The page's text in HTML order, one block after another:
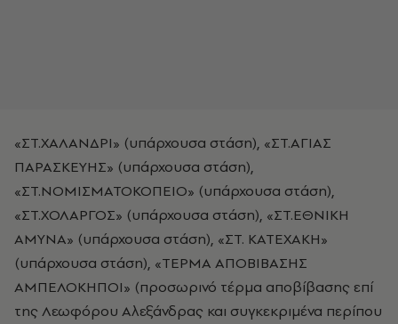
«ΣΤ.ΧΑΛΑΝΔΡΙ» (υπάρχουσα στάση), «ΣΤ.ΑΓΙΑΣ
ΠΑΡΑΣΚΕΥΗΣ» (υπάρχουσα στάση),
«ΣΤ.ΝΟΜΙΣΜΑΤΟΚΟΠΕΙΟ» (υπάρχουσα στάση),
«ΣΤ.ΧΟΛΑΡΓΟΣ» (υπάρχουσα στάση), «ΣΤ.ΕΘΝΙΚΗ
ΑΜΥΝΑ» (υπάρχουσα στάση), «ΣΤ. ΚΑΤΕΧΑΚΗ»
(υπάρχουσα στάση), «ΤΕΡΜΑ ΑΠΟΒΙΒΑΣΗΣ
ΑΜΠΕΛΟΚΗΠΟΙ» (προσωρινό τέρμα αποβίβασης επί
της Λεωφόρου Αλεξάνδρας και συγκεκριμένα περίπου